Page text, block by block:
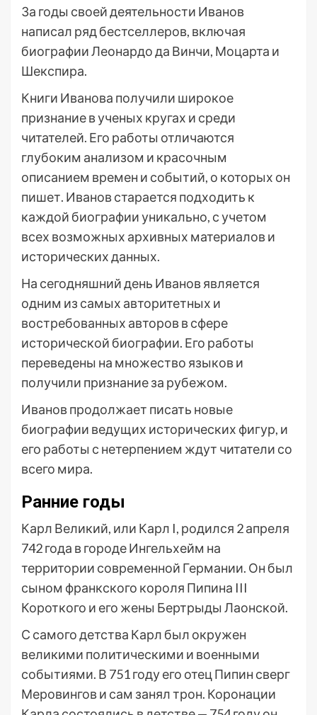
За годы своей деятельности Иванов
написал ряд бестселлеров, включая
биографии Леонардо да Винчи, Моцарта и
Шекспира.
Книги Иванова получили широкое
признание в ученых кругах и среди
читателей. Его работы отличаются
глубоким анализом и красочным
описанием времен и событий, о которых он
пишет. Иванов старается подходить к
каждой биографии уникально, с учетом
всех возможных архивных материалов и
исторических данных.
На сегодняшний день Иванов является
одним из самых авторитетных и
востребованных авторов в сфере
исторической биографии. Его работы
переведены на множество языков и
получили признание за рубежом.
Иванов продолжает писать новые
биографии ведущих исторических фигур, и
его работы с нетерпением ждут читатели со
всего мира.
Ранние годы
Карл Великий, или Карл I, родился 2 апреля
742 года в городе Ингельхейм на
территории современной Германии. Он был
сыном франкского короля Пипина III
Короткого и его жены Бертрыды Лаонской.
С самого детства Карл был окружен
великими политическими и военными
событиями. В 751 году его отец Пипин сверг
Меровингов и сам занял трон. Коронации